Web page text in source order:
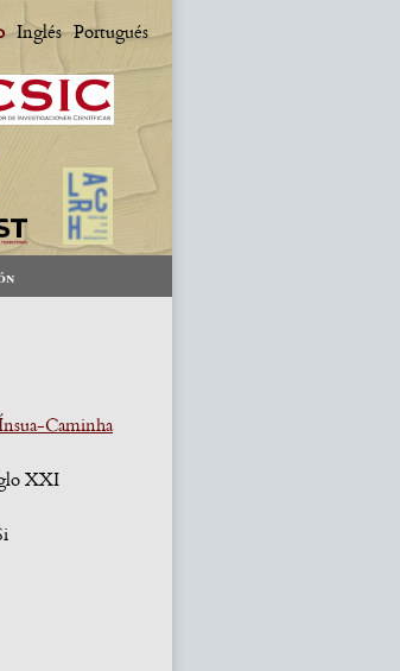
Inglés Portugués
Caminha
XXI